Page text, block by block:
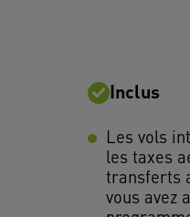
Inclus
Les vols
les taxes
transferts
vous avez